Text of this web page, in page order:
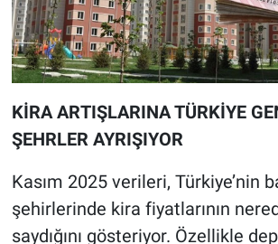
KİRA ARTIŞLARINA TÜRKİYE
ŞEHRLER AYRIŞIYOR
Kasım 2025 verileri, Türkiye’nin
şehirlerinde kira fiyatlarının
saydığını gösteriyor. Özellikle